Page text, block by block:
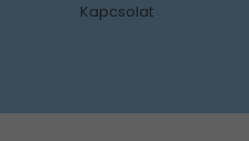
Kapcsolat